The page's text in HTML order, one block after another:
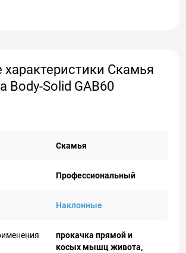
Скамья
Body-Solid GAB60
Скамья
Профессиональный
Наклонные
прокачка прямой и
косых мышц живота,